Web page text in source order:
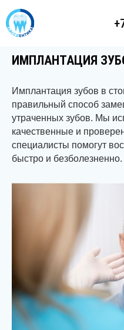
+7
ИМПЛАНТАЦИЯ
Имплантация зубов в
правильный способ
утраченных зубов. Мы
качественные и
специалисты помогут
быстро и безболезненно.